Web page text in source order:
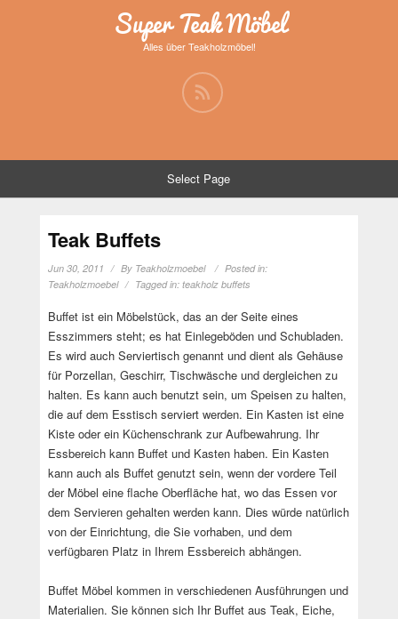
Super Teak Möbel
Alles über Teakholzmöbel!
Select Page
Teak Buffets
Jun 30, 2011 By Teakholzmoebel
Posted in:
Teakholzmoebel
Tagged in: teakholz buffets
Buffet ist ein Möbelstück, das an der Seite eines
Esszimmers steht; es hat Einlegeböden und Schubladen.
Es wird auch Serviertisch genannt und dient als Gehäuse
für Porzellan, Geschirr, Tischwäsche und dergleichen zu
halten. Es kann auch benutzt sein, um Speisen zu halten,
die auf dem Esstisch serviert werden. Ein Kasten ist eine
Kiste oder ein Küchenschrank zur Aufbewahrung. Ihr
Essbereich kann Buffet und Kasten haben. Ein Kasten
kann auch als Buffet genutzt sein, wenn der vordere Teil
der Möbel eine flache Oberfläche hat, wo das Essen vor
dem Servieren gehalten werden kann. Dies würde natürlich
von der Einrichtung, die Sie vorhaben, und dem
verfügbaren Platz in Ihrem Essbereich abhängen.
Buffet Möbel kommen in verschiedenen Ausführungen und
Materialien. Sie können sich Ihr Buffet aus Teak, Eiche,